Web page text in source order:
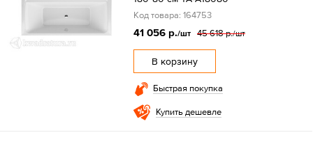
Код товара: 164753
41 056 р./шт 45 618 р./шт
В корзину
Быстрая покупка
Купить дешевле